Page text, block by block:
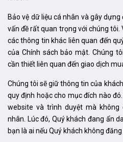
Bảo vệ dữ liệu cá nhân và gây
vấn đề rất quan trọng với chúng tôi.
các thông tin khác liên quan đến
của Chính sách bảo mật. Chúng
cần thiết liên quan đến giao dịch
Chúng tôi sẽ giữ thông tin của
quy định hoặc cho mục đích nào
website và trình duyệt mà
nhân. Lúc đó, Quý khách đang ẩn
bạn là ai nếu Quý khách không